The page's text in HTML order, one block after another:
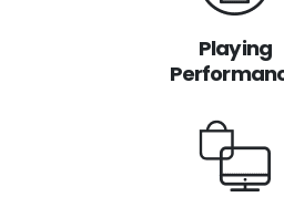
Playing